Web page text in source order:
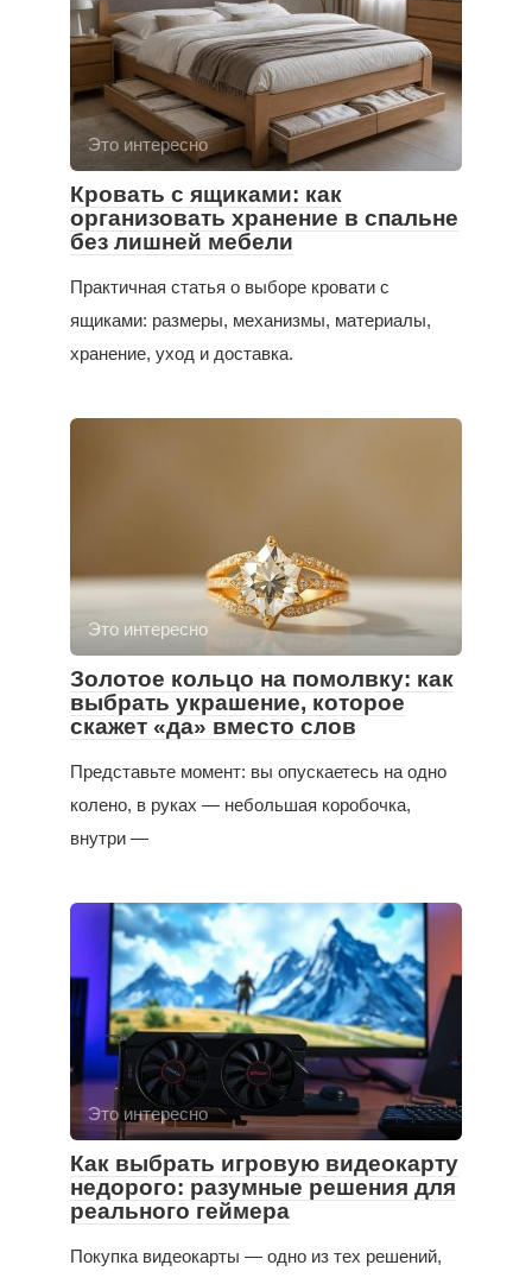
Это интересно
Кровать с ящиками: как
организовать хранение в спальне
без лишней мебели
Практичная статья о выборе кровати с
ящиками: размеры, механизмы, материалы,
хранение, уход и доставка.
Это интересно
Золотое кольцо на помолвку: как
выбрать украшение, которое
скажет «да» вместо слов
Представьте момент: вы опускаетесь на одно
колено, в руках — небольшая коробочка,
внутри —
Это интересно
Как выбрать игровую видеокарту
недорого: разумные решения для
реального геймера
Покупка видеокарты — одно из тех решений,